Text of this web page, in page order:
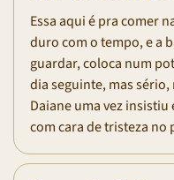
Essa aqui é pra comer
duro com o tempo, e a
guardar, coloca num
dia seguinte, mas sério,
Daiane uma vez
com cara de tristeza no